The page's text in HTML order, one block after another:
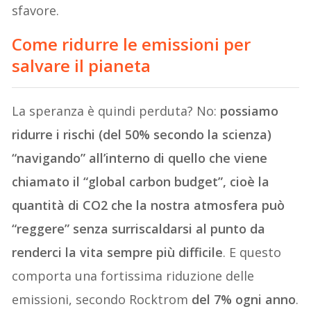
sfavore.
Come ridurre le emissioni per
salvare il pianeta
La speranza è quindi perduta? No: possiamo
ridurre i rischi (del 50% secondo la scienza)
“navigando” all’interno di quello che viene
chiamato il “global carbon budget”, cioè la
quantità di CO2 che la nostra atmosfera può
“reggere” senza surriscaldarsi al punto da
renderci la vita sempre più difficile. E questo
comporta una fortissima riduzione delle
emissioni, secondo Rocktrom del 7% ogni anno.